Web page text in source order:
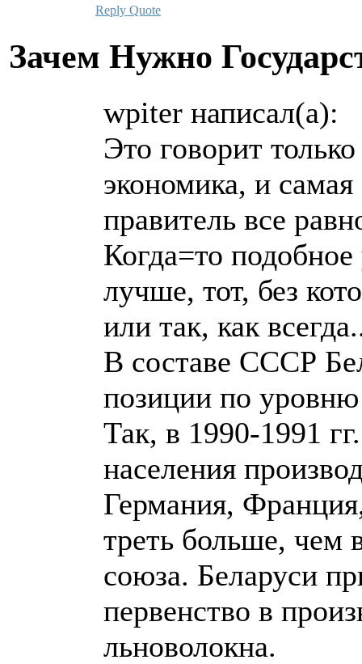
Reply Quote
Зачем Нужно
wpiter написал(а):
Это говорит
экономика, и
правитель все
Когда=то
лучше, тот, без
или так, как
В составе СССР
позиции по уровню
Так, в 1990-1991
населения
Германия,
треть больше, чем
союза. Беларуси
первенство в
льноволокна.